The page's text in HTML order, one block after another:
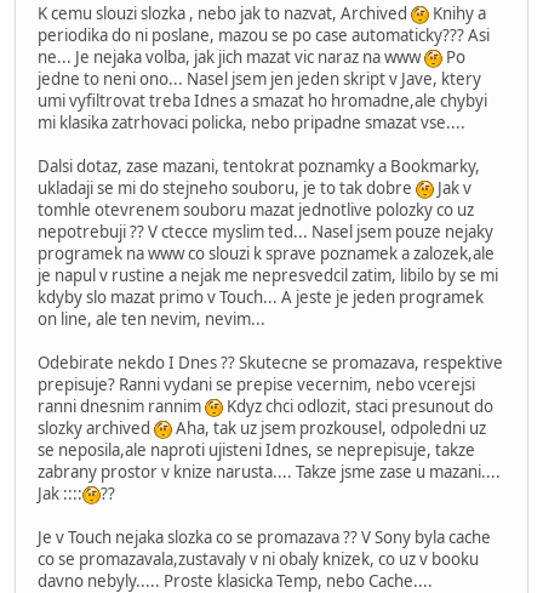
K cemu slouzi slozka , nebo jak to nazvat, Archived
Knihy a
periodika do ni poslane, mazou se po case automaticky??? Asi
ne... Je nejaka volba, jak jich mazat vic naraz na www
Po
jedne to neni ono... Nasel jsem jen jeden skript v Jave, ktery
umi vyfiltrovat treba Idnes a smazat ho hromadne,ale chybyi
mi klasika zatrhovaci policka, nebo pripadne smazat vse....
Dalsi dotaz, zase mazani, tentokrat poznamky a Bookmarky,
ukladaji se mi do stejneho souboru, je to tak dobre
Jak v
tomhle otevrenem souboru mazat jednotlive polozky co uz
nepotrebuji ?? V ctecce myslim ted... Nasel jsem pouze nejaky
programek na www co slouzi k sprave poznamek a zalozek,ale
je napul v rustine a nejak me nepresvedcil zatim, libilo by se mi
kdyby slo mazat primo v Touch... A jeste je jeden programek
on line, ale ten nevim, nevim...
Odebirate nekdo I Dnes ?? Skutecne se promazava, respektive
prepisuje? Ranni vydani se prepise vecernim, nebo vcerejsi
ranni dnesnim rannim
Kdyz chci odlozit, staci presunout do
slozky archived
Aha, tak uz jsem prozkousel, odpoledni uz
se neposila,ale naproti ujisteni Idnes, se neprepisuje, takze
zabrany prostor v knize narusta.... Takze jsme zase u mazani....
Jak ::::
??
Je v Touch nejaka slozka co se promazava ?? V Sony byla cache
co se promazavala,zustavaly v ni obaly knizek, co uz v booku
davno nebyly..... Proste klasicka Temp, nebo Cache....